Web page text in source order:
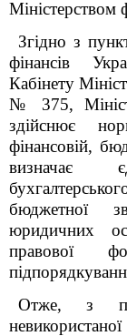
Міністерством
Згідно з
фінансів
Кабінету
№ 375,
здійснює
фінансовій,
визначає
бюджетної
юридичних
правової
Отже, з